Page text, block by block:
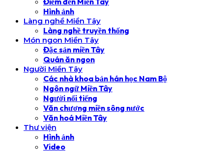
Hình ảnh
Làng nghề Miền Tây
Làng nghề truyền thống
Món ngon Miền Tây
Đặc sản miền Tây
Quán ăn ngon
Người Miền Tây
Các nhà khoa bản hán học Nam Bộ
Ngôn ngữ Miền Tây
Người nổi tiếng
Văn chương miền sông nước
Văn hoá Miền Tây
Thư viện
Hình ảnh
Video